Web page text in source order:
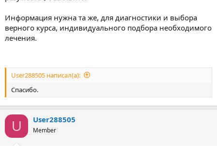
Информация нужна та же, для диагностики и выбора
верного курса, индивидуального подбора необходимого
лечения.
User288505 написал(а):
Спасибо.
U User288505
Member